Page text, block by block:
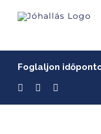
Foglaljon